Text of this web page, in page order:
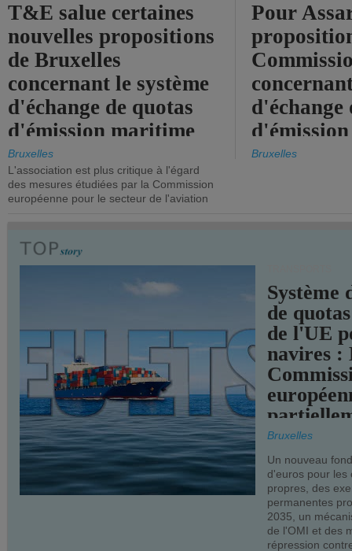
T&E salue certaines
nouvelles propositions
de Bruxelles
concernant le système
d'échange de quotas
d'émission maritime
de l'UE.
Bruxelles
L'association est plus critique à l'égard
des mesures étudiées par la Commission
européenne pour le secteur de l'aviation
Pour
d'échange
timide,
Bruxelles
Système
de
de l'UE
navires :
Bruxelles
Un nouveau
d'euros pour les
propres, des
permanentes
2035, un
de l'OMI et des
répression